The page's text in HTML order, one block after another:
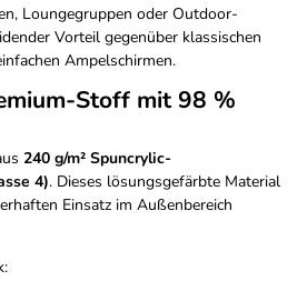
Loungegruppen oder Outdoor-
Vorteil gegenüber klassischen
Ampelschirmen.
Stoff mit 98 %
240 g/m² Spuncrylic-
4). Dieses lösungsgefärbte Material
Einsatz im Außenbereich